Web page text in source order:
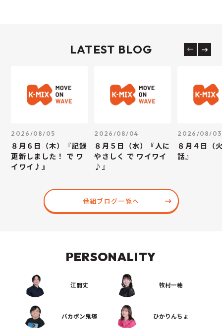
LATEST BLOG
2026/08/05
８月６日（木）『記録
更新しました！ で ワ
イワイ♪』
2026/08/04
８月５日（水）『人に
やさしく で ワイワイ
♪』
2026/08/03
８月４日（
話』
番組ブログ一覧へ
PERSONALITY
江間丈 牧村一穂
バカボン鬼塚 ひかりんちょ